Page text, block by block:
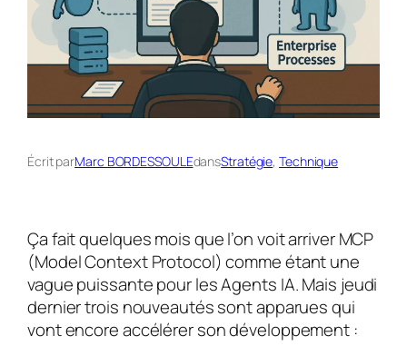
Écrit parMarc BORDESSOULEdansStratégie, Technique
Ça fait quelques mois que l’on voit arriver MCP
(Model Context Protocol) comme étant une
vague puissante pour les Agents IA. Mais jeudi
dernier trois nouveautés sont apparues qui
vont encore accélérer son développement :